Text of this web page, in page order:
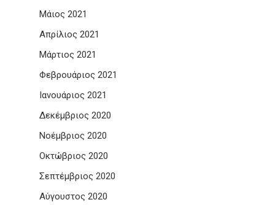
Μάιος 2021
Απρίλιος 2021
Μάρτιος 2021
Φεβρουάριος 2021
Ιανουάριος 2021
Δεκέμβριος 2020
Νοέμβριος 2020
Οκτώβριος 2020
Σεπτέμβριος 2020
Αύγουστος 2020